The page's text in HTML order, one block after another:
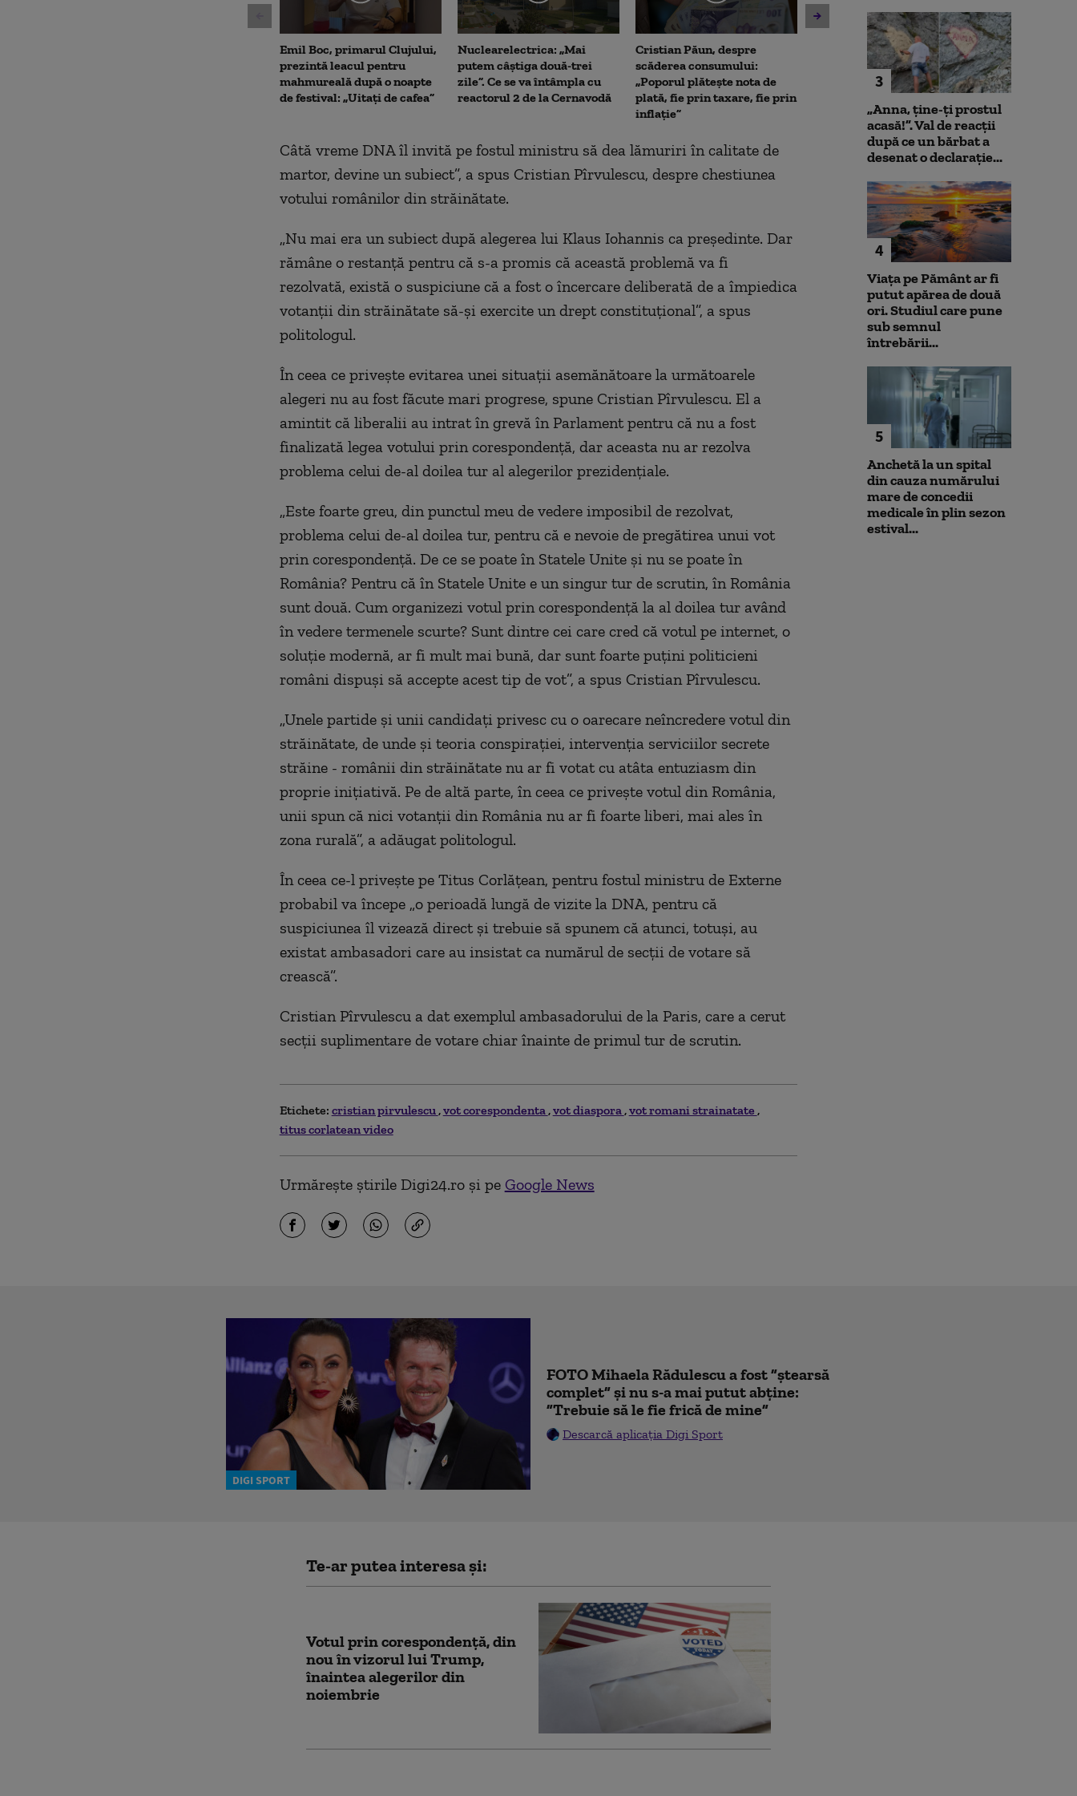
Emil Boc, primarul Clujului,
prezintă leacul pentru
mahmureală după o noapte
de festival: „Uitați de cafea”
Nuclearelectrica: „Mai
putem câștiga două-trei
zile”. Ce se va întâmpla cu
reactorul 2 de la Cernavodă
Cristian Păun, despre
scăderea consumului:
„Poporul plătește nota de
plată, fie prin taxare, fie prin
inflație”
Antrenament cu miză:
pușcașii marini români au
testat vehiculele de asalt
amfibiu AAV-7 alături de
militarii SUA
10 luni de la
Rahova:
așteaptă să
Primarul
„Am
Câtă vreme DNA îl invită pe fostul ministru să dea lămuriri în calitate de
martor, devine un subiect”, a spus Cristian Pîrvulescu, despre chestiunea
votului românilor din străinătate.
„Nu mai era un subiect după alegerea lui Klaus Iohannis ca președinte. Dar
rămâne o restanță pentru că s-a promis că această problemă va fi
rezolvată, există o suspiciune că a fost o încercare deliberată de a împiedica
votanții din străinătate să-și exercite un drept constituțional”, a spus
politologul.
În ceea ce privește evitarea unei situații asemănătoare la următoarele
alegeri nu au fost făcute mari progrese, spune Cristian Pîrvulescu. El a
amintit că liberalii au intrat în grevă în Parlament pentru că nu a fost
finalizată legea votului prin corespondență, dar aceasta nu ar rezolva
problema celui de-al doilea tur al alegerilor prezidențiale.
„Este foarte greu, din punctul meu de vedere imposibil de rezolvat,
problema celui de-al doilea tur, pentru că e nevoie de pregătirea unui vot
prin corespondență. De ce se poate în Statele Unite și nu se poate în
România? Pentru că în Statele Unite e un singur tur de scrutin, în România
sunt două. Cum organizezi votul prin corespondență la al doilea tur având
în vedere termenele scurte? Sunt dintre cei care cred că votul pe internet, o
soluție modernă, ar fi mult mai bună, dar sunt foarte puțini politicieni
români dispuși să accepte acest tip de vot”, a spus Cristian Pîrvulescu.
„Unele partide și unii candidați privesc cu o oarecare neîncredere votul din
străinătate, de unde și teoria conspirației, intervenția serviciilor secrete
străine - românii din străinătate nu ar fi votat cu atâta entuziasm din
proprie inițiativă. Pe de altă parte, în ceea ce privește votul din România,
unii spun că nici votanții din România nu ar fi foarte liberi, mai ales în
zona rurală”, a adăugat politologul.
În ceea ce-l privește pe Titus Corlățean, pentru fostul ministru de Externe
probabil va începe „o perioadă lungă de vizite la DNA, pentru că
suspiciunea îl vizează direct și trebuie să spunem că atunci, totuși, au
existat ambasadori care au insistat ca numărul de secții de votare să
crească”.
Cristian Pîrvulescu a dat exemplul ambasadorului de la Paris, care a cerut
secții suplimentare de votare chiar înainte de primul tur de scrutin.
Etichete: cristian pirvulescu vot corespondenta vot diaspora vot romani strainatate
titus corlatean video
Urmărește știrile Digi24.ro și pe Google News
3
„Anna, ţine-ţi prostul
acasă!”. Val de reacții
după ce un bărbat a
desenat o declarație...
4
Viața pe Pământ ar fi
putut apărea de două
ori. Studiul care pune
sub semnul
întrebării...
5
Anchetă la un spital
din cauza numărului
mare de concedii
medicale în plin sezon
estival...
DIGI SPORT
FOTO Mihaela Rădulescu a fost ”ștearsă
complet” și nu s-a mai putut abține:
”Trebuie să le fie frică de mine”
Descarcă aplicația Digi Sport
Te-ar putea interesa și:
Votul prin corespondență, din
nou în vizorul lui Trump,
înaintea alegerilor din
noiembrie